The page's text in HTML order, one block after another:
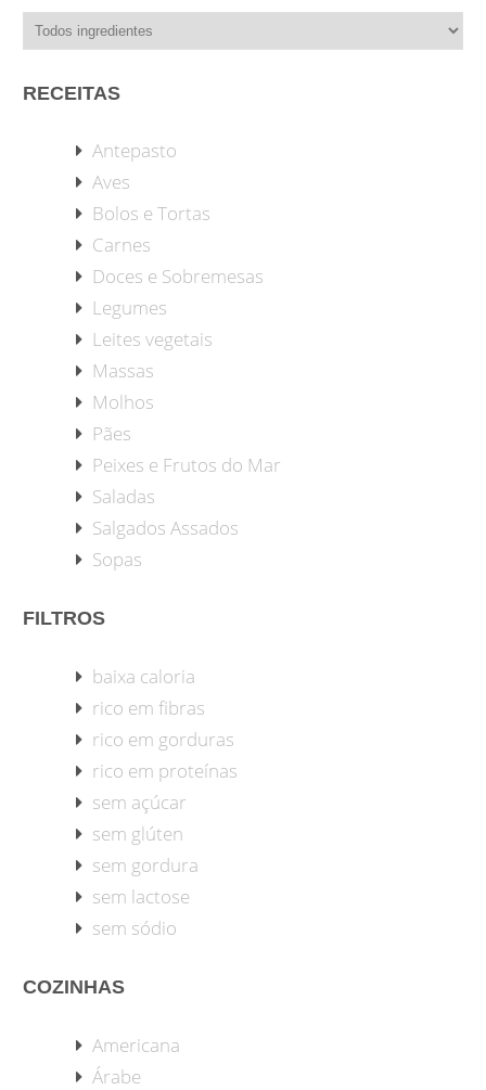
RECEITAS
Antepasto
Aves
Bolos e Tortas
Carnes
Doces e Sobremesas
Legumes
Leites vegetais
Massas
Molhos
Pães
Peixes e Frutos do Mar
Saladas
Salgados Assados
Sopas
FILTROS
baixa caloria
rico em fibras
rico em gorduras
rico em proteínas
sem açúcar
sem glúten
sem gordura
sem lactose
sem sódio
COZINHAS
Americana
Árabe